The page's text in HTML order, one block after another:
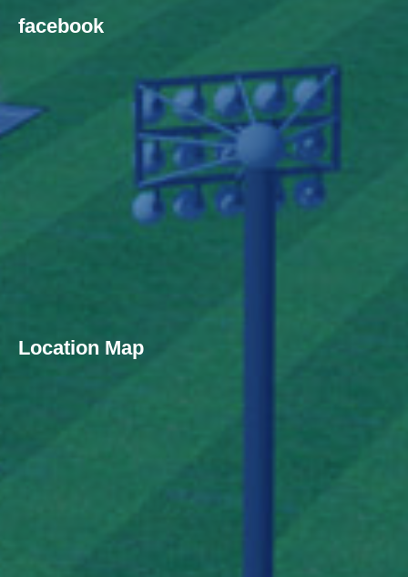
facebook
Location Map